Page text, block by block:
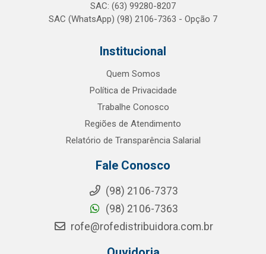
SAC: (63) 99280-8207
SAC (WhatsApp) (98) 2106-7363 - Opção 7
Institucional
Quem Somos
Política de Privacidade
Trabalhe Conosco
Regiões de Atendimento
Relatório de Transparência Salarial
Fale Conosco
(98) 2106-7373
(98) 2106-7363
rofe@rofedistribuidora.com.br